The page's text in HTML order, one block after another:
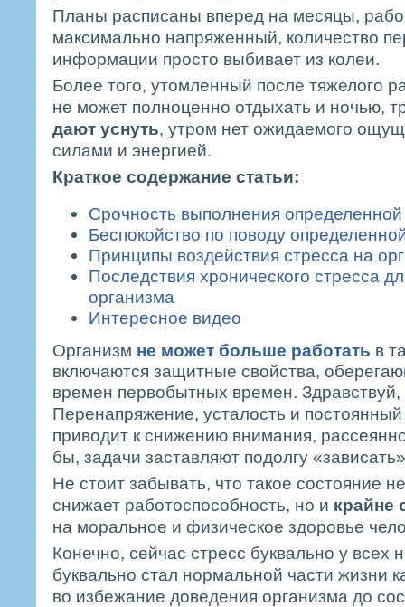
Планы расписаны вперед на месяцы,
максимально напряженный, количество
информации просто выбивает из колеи.
Более того, утомленный после тяжелого
не может полноценно отдыхать и ночью,
дают уснуть, утром нет ожидаемого
силами и энергией.
Краткое содержание статьи:
Срочность выполнения
Беспокойство по поводу
Принципы воздействия стресса на
Последствия хронического стресса
организма
Интересное видео
Организм не может больше работать в
включаются защитные свойства,
времен первобытных времен. Здравствуй,
Перенапряжение, усталость и постоянный
приводит к снижению внимания,
бы, задачи заставляют подолгу
Не стоит забывать, что такое состояние
снижает работоспособность, но и крайне
на моральное и физическое здоровье
Конечно, сейчас стресс буквально у всех
буквально стал нормальной части жизни
во избежание доведения организма до